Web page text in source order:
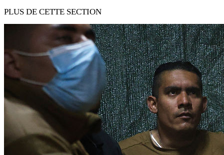
PLUS DE CETTE SECTION